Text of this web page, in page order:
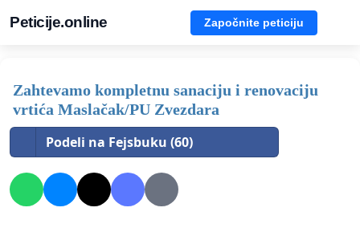
Peticije.online Započnite peticiju
Zahtevamo kompletnu sanaciju i renovaciju
vrtića Maslačak/PU Zvezdara
Podeli na Fejsbuku (60)